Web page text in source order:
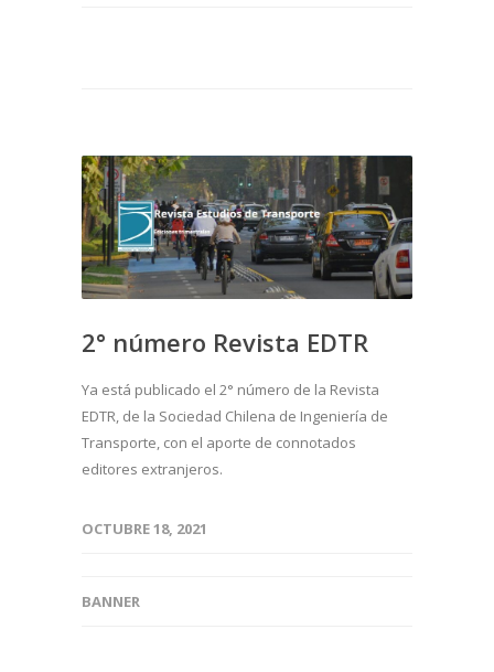
2° número Revista EDTR
Ya está publicado el 2° número de la Revista
EDTR, de la Sociedad Chilena de Ingeniería de
Transporte, con el aporte de connotados
editores extranjeros.
OCTUBRE 18, 2021
BANNER